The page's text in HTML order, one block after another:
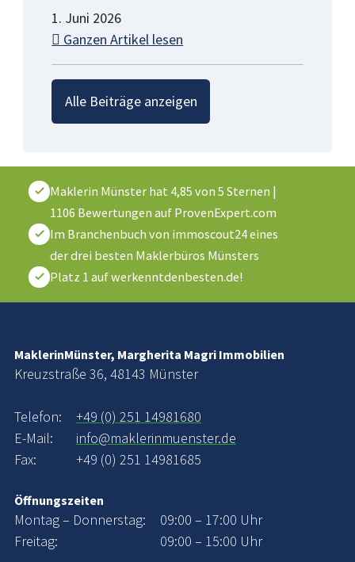
1. Juni 2026
Ganzen Artikel lesen
Alle Beiträge anzeigen
Maklerin Münster hat 4,85 von 5 Sternen |
1106 Bewertungen auf ProvenExpert.com
Im Branchenbuch von immoscout24 eines
der drei besten Maklerbüros Münsters
Platz 1 auf werkenntdenbesten.de!
MaklerinMünster, Margherita Magri Immobilien
Kreuzstraße 36, 48143 Münster
Telefon:
+49 (0) 251 14981680
E-Mail:
info@maklerinmuenster.de
Fax:
+49 (0) 251 14981685
Öffnungszeiten
Montag – Donnerstag:
09:00 – 17:00 Uhr
Freitag:
09:00 – 15:00 Uhr